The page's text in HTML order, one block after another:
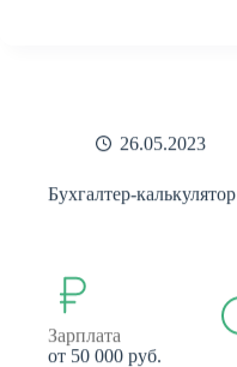
26.05.2023
Бухгалтер-калькулятор
Зарплата
от 50 000 руб.